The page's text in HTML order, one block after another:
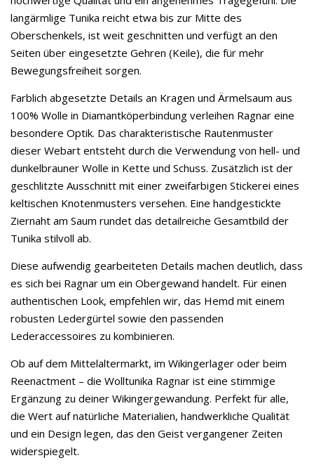
langärmlige Tunika reicht etwa bis zur Mitte des
Oberschenkels, ist weit geschnitten und verfügt an den
Seiten über eingesetzte Gehren (Keile), die für mehr
Bewegungsfreiheit sorgen.
Farblich abgesetzte Details an Kragen und Ärmelsaum aus
100% Wolle in Diamantköperbindung verleihen Ragnar eine
besondere Optik. Das charakteristische Rautenmuster
dieser Webart entsteht durch die Verwendung von hell- und
dunkelbrauner Wolle in Kette und Schuss. Zusätzlich ist der
geschlitzte Ausschnitt mit einer zweifarbigen Stickerei eines
keltischen Knotenmusters versehen. Eine handgestickte
Ziernaht am Saum rundet das detailreiche Gesamtbild der
Tunika stilvoll ab.
Diese aufwendig gearbeiteten Details machen deutlich, dass
es sich bei Ragnar um ein Obergewand handelt. Für einen
authentischen Look, empfehlen wir, das Hemd mit einem
robusten Ledergürtel sowie den passenden
Lederaccessoires zu kombinieren.
Ob auf dem Mittelaltermarkt, im Wikingerlager oder beim
Reenactment – die Wolltunika Ragnar ist eine stimmige
Ergänzung zu deiner Wikingergewandung. Perfekt für alle,
die Wert auf natürliche Materialien, handwerkliche Qualität
und ein Design legen, das den Geist vergangener Zeiten
widerspiegelt.